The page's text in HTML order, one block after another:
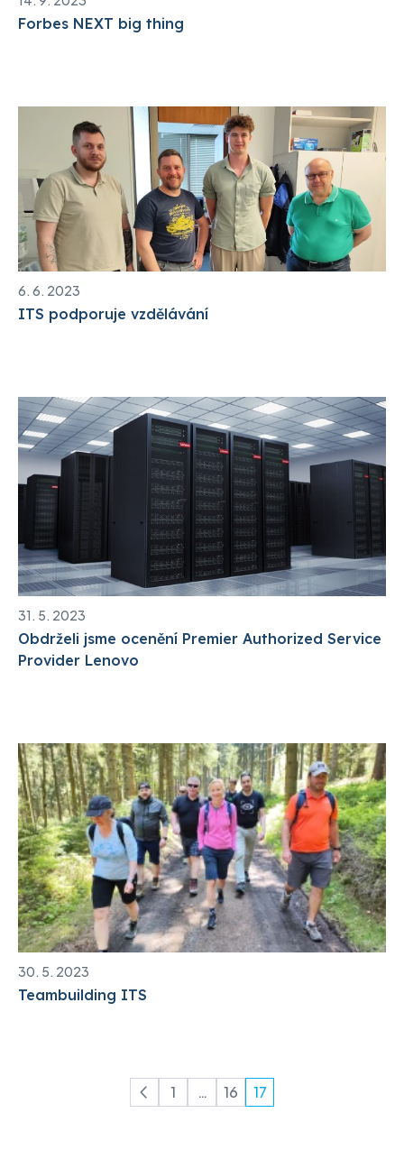
Forbes NEXT big thing
6. 6. 2023
ITS podporuje vzdělávání
31. 5. 2023
Obdrželi jsme ocenění Premier Authorized Service
Provider Lenovo
30. 5. 2023
Teambuilding ITS
Stránkování
Page
1 …
Page
16
Page
17